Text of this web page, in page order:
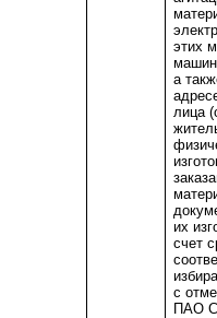
этих
а
лица
их
счет
с
ПАО